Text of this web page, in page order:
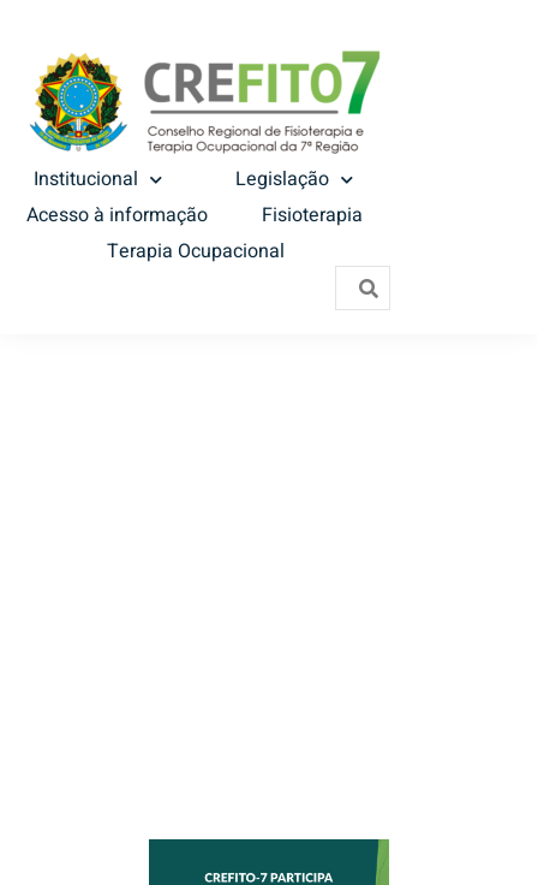
Institucional
Legislação
Acesso à informação
Fisioterapia
Terapia Ocupacional